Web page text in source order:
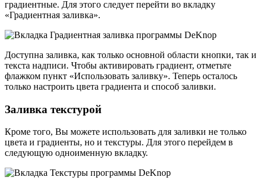
градиентные. Для этого следует перейти во вкладку
«Градиентная заливка».
Доступна заливка, как только основной области кнопки, так и
текста надписи. Чтобы активировать градиент, отметьте
флажком пункт «Использовать заливку». Теперь осталось
только настроить цвета градиента и способ заливки.
Заливка текстурой
Кроме того, Вы можете использовать для заливки не только
цвета и градиенты, но и текстуры. Для этого перейдем в
следующую одноименную вкладку.